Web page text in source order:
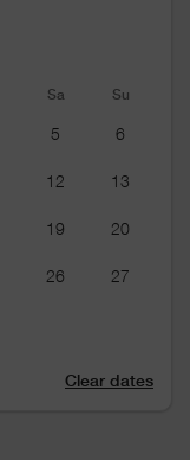
Sa Su
5 6
12 13
19 20
26 27
Clear dates